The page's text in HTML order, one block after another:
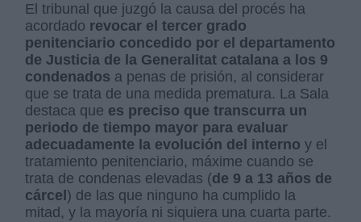
El tribunal que juzgó la causa del procés ha
acordado revocar el tercer grado
penitenciario concedido por el departamento
de Justicia de la Generalitat catalana a los 9
condenados a penas de prisión, al considerar
que se trata de una medida prematura. La Sala
destaca que es preciso que transcurra un
periodo de tiempo mayor para evaluar
adecuadamente la evolución del interno y el
tratamiento penitenciario, máxime cuando se
trata de condenas elevadas (de 9 a 13 años de
cárcel) de las que ninguno ha cumplido la
mitad, y la mayoría ni siquiera una cuarta parte.